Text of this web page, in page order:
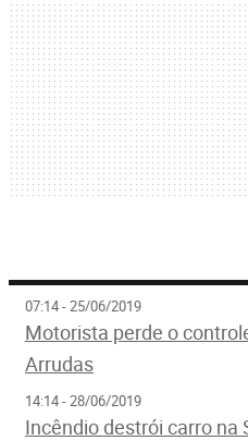
07:14 - 25/06/2019
Motorista perde o
Arrudas
14:14 - 28/06/2019
Incêndio destrói carro na